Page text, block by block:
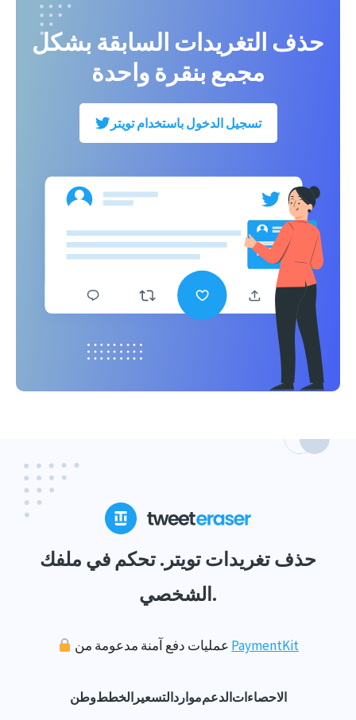
حذف التغريدات السابقة بشكل
مجمع بنقرة واحدة
تسجيل الدخول باستخدام تويتر
حذف تغريدات تويتر. تحكم في ملفك
الشخصي.
PaymentKit
وطنالخطط التسعيرمواردالدعمالاحصاءات